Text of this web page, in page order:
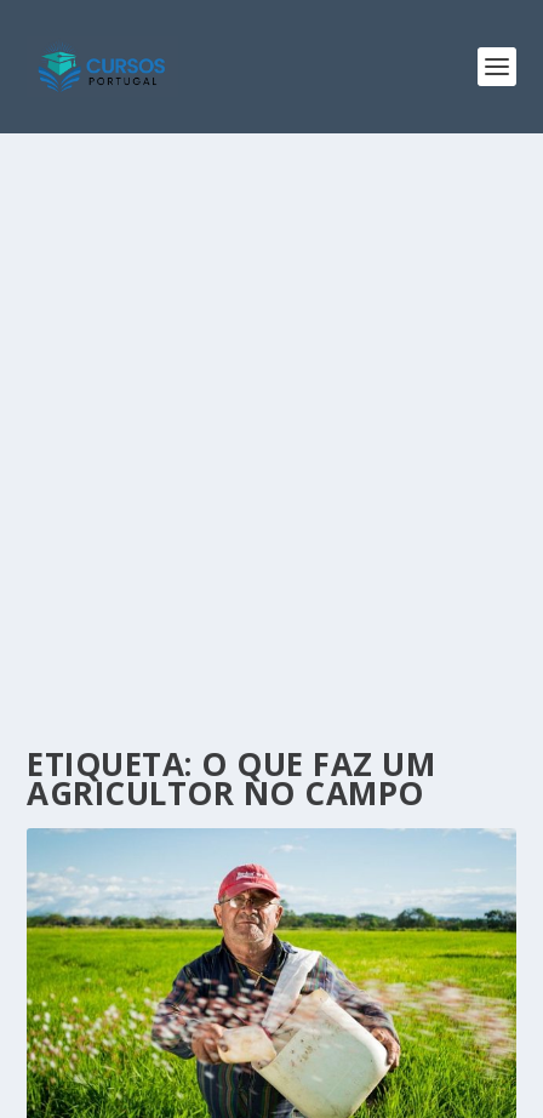
ETIQUETA: O QUE FAZ UM
AGRICULTOR NO CAMPO